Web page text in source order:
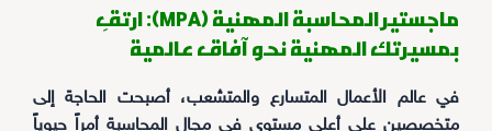
ماجستير المحاسبة المهنية (MPA): ارتقِ
بمسيرتك المهنية نحو آفاق عالمية
في عالم الأعمال المتسارع والمتشعب، أصبحت الحاجة إلى
متخصصين على أعلى مستوى في مجال المحاسبة أمراً حيوياً